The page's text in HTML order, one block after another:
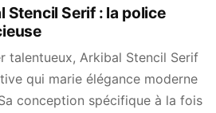
Stencil Serif : la police
talentueux, Arkibal Stencil Serif
qui marie élégance moderne
conception spécifique à la fois